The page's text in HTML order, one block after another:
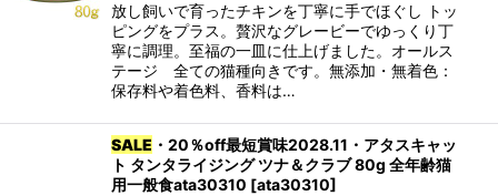
放し飼いで育ったチキンを丁寧に手でほぐし トッ
ピングをプラス。贅沢なグレービーでゆっくり丁
寧に調理。至福の一皿に仕上げました。オールス
テージ 全ての猫種向きです。無添加・無着色：
保存料や着色料、香料は…
SALE ・20％off最短賞味2028.11・アタスキャッ
ト タンタライジング ツナ＆クラブ 80g 全年齢猫
用一般食ata30310 [ata30310]